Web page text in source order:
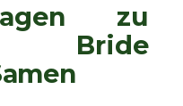
zu
Bride